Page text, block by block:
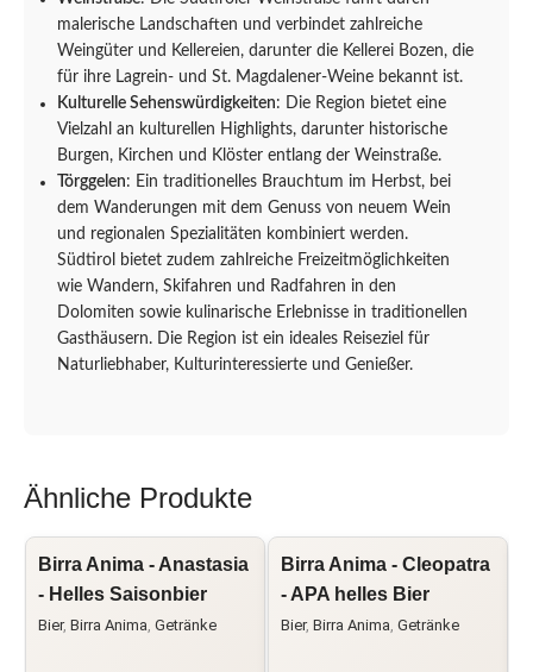
malerische Landschaften und verbindet zahlreiche
Weingüter und Kellereien, darunter die Kellerei Bozen, die
für ihre Lagrein- und St. Magdalener-Weine bekannt ist.
Kulturelle Sehenswürdigkeiten: Die Region bietet eine
Vielzahl an kulturellen Highlights, darunter historische
Burgen, Kirchen und Klöster entlang der Weinstraße.
Törggelen: Ein traditionelles Brauchtum im Herbst, bei
dem Wanderungen mit dem Genuss von neuem Wein
und regionalen Spezialitäten kombiniert werden.
Südtirol bietet zudem zahlreiche Freizeitmöglichkeiten
wie Wandern, Skifahren und Radfahren in den
Dolomiten sowie kulinarische Erlebnisse in traditionellen
Gasthäusern. Die Region ist ein ideales Reiseziel für
Naturliebhaber, Kulturinteressierte und Genießer.
Ähnliche Produkte
Birra Anima - Anastasia
- Helles Saisonbier
Bier, Birra Anima, Getränke
Birra Anima - Cleopatra
- APA helles Bier
Bier, Birra Anima, Getränke